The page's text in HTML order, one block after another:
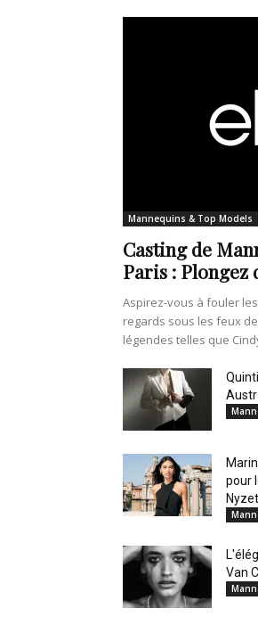
Mannequins & Top Models
Casting de
Paris : Plongez
Aspirez-vous à fouler
regards sous les feux
légendes telles que
pour
Van